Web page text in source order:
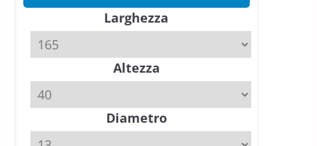
slick da battere
Michelin Pilot Sport 4 S – Test
su Range Rover Sport D350 HST
11 Aprile 2026 15 min read
Larghezza
Altezza
Diametro